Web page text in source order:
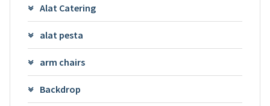
Alat Catering
alat pesta
arm chairs
Backdrop